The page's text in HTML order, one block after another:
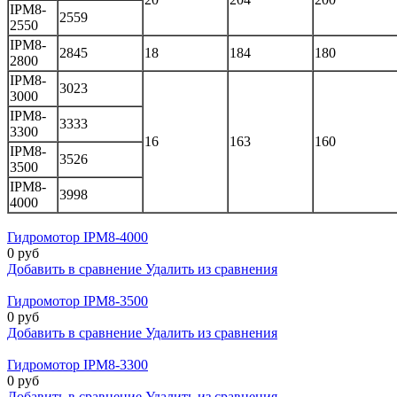
IPM8-
2550
2559
IPM8-
2800
2845 18 184
180
IPM8-
3000
3023
16 163 160
IPM8-
3300
3333
IPM8-
3500
3526
IPM8-
4000
3998
Гидромотор IPM8-4000
0 руб
Добавить в сравнение Удалить из сравнения
Гидромотор IPM8-3500
0 руб
Добавить в сравнение Удалить из сравнения
Гидромотор IPM8-3300
0 руб